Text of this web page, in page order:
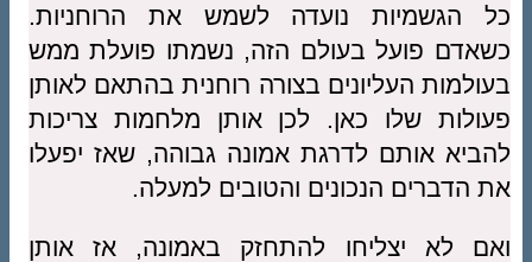
כל הגשמיות נועדה לשמש את הרוחניות.
כשאדם פועל בעולם הזה, נשמתו פועלת ממש
בעולמות העליונים בצורה רוחנית בהתאם לאותן
פעולות שלו כאן. לכן אותן מלחמות צריכות
להביא אותם לדרגת אמונה גבוהה, שאז יפעלו
את הדברים הנכונים והטובים למעלה.
ואם לא יצליחו להתחזק באמונה, אז אותן